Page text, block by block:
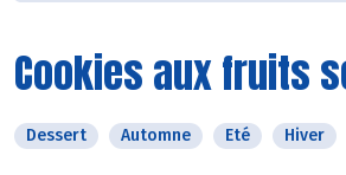
Cookies aux fruits
Dessert Automne Eté Hiver